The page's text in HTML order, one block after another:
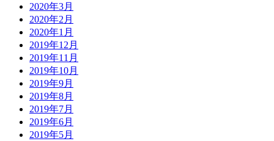
2020年3月
2020年2月
2020年1月
2019年12月
2019年11月
2019年10月
2019年9月
2019年8月
2019年7月
2019年6月
2019年5月